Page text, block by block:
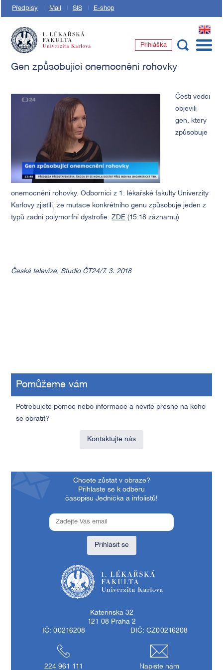
Předpisy Mail SIS E-shop
EN
Přihláška
Gen způsobující onemocnění rohovky
Čeští vědci
objevili
gen, který
způsobuje
onemocnění rohovky. Odborníci z 1. lékařské fakulty Univerzity
Karlovy zjistili, že mutace konkrétního genu způsobuje jeden z
typů zadní polymorfní dystrofie.ZDE (15:18 záznamu)
Česká televize, Studio ČT24/7. 3. 2018
Pomůžeme vám
Potřebujete pomoc nebo informace a nevíte přesně na koho
se obrátit?
Kontaktujte nás
Chcete zůstat v obraze?
Přihlaste se k odběru
časopisu Jednička a infolistů!
Přihlásit se
Kateřinská 32
121 08 Praha 2
IČ: 00216208
DIČ: CZ00216208
224 961 111 Napište nám